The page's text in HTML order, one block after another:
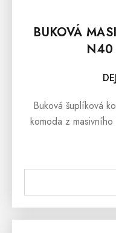
BUKOVÁ
N40
Buková šuplíková
komoda z